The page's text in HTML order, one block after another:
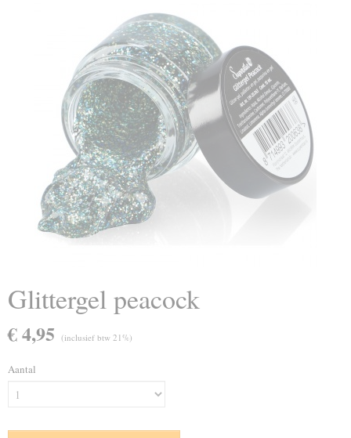
Glittergel peacock
€ 4,95 (inclusief btw 21%)
Aantal